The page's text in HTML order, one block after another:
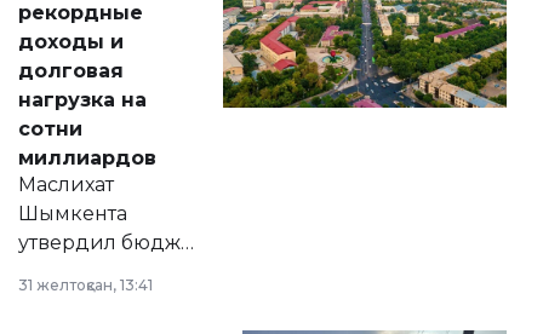
рекордные
доходы и
долговая
нагрузка на
сотни
миллиардов
Маслихат
Шымкента
утвердил бюджет
2028 годы.
31 желтоқсан, 13:41